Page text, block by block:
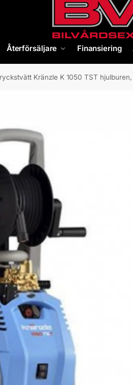
Återförsäljare Finansiering
Kränzle K 1050 TST